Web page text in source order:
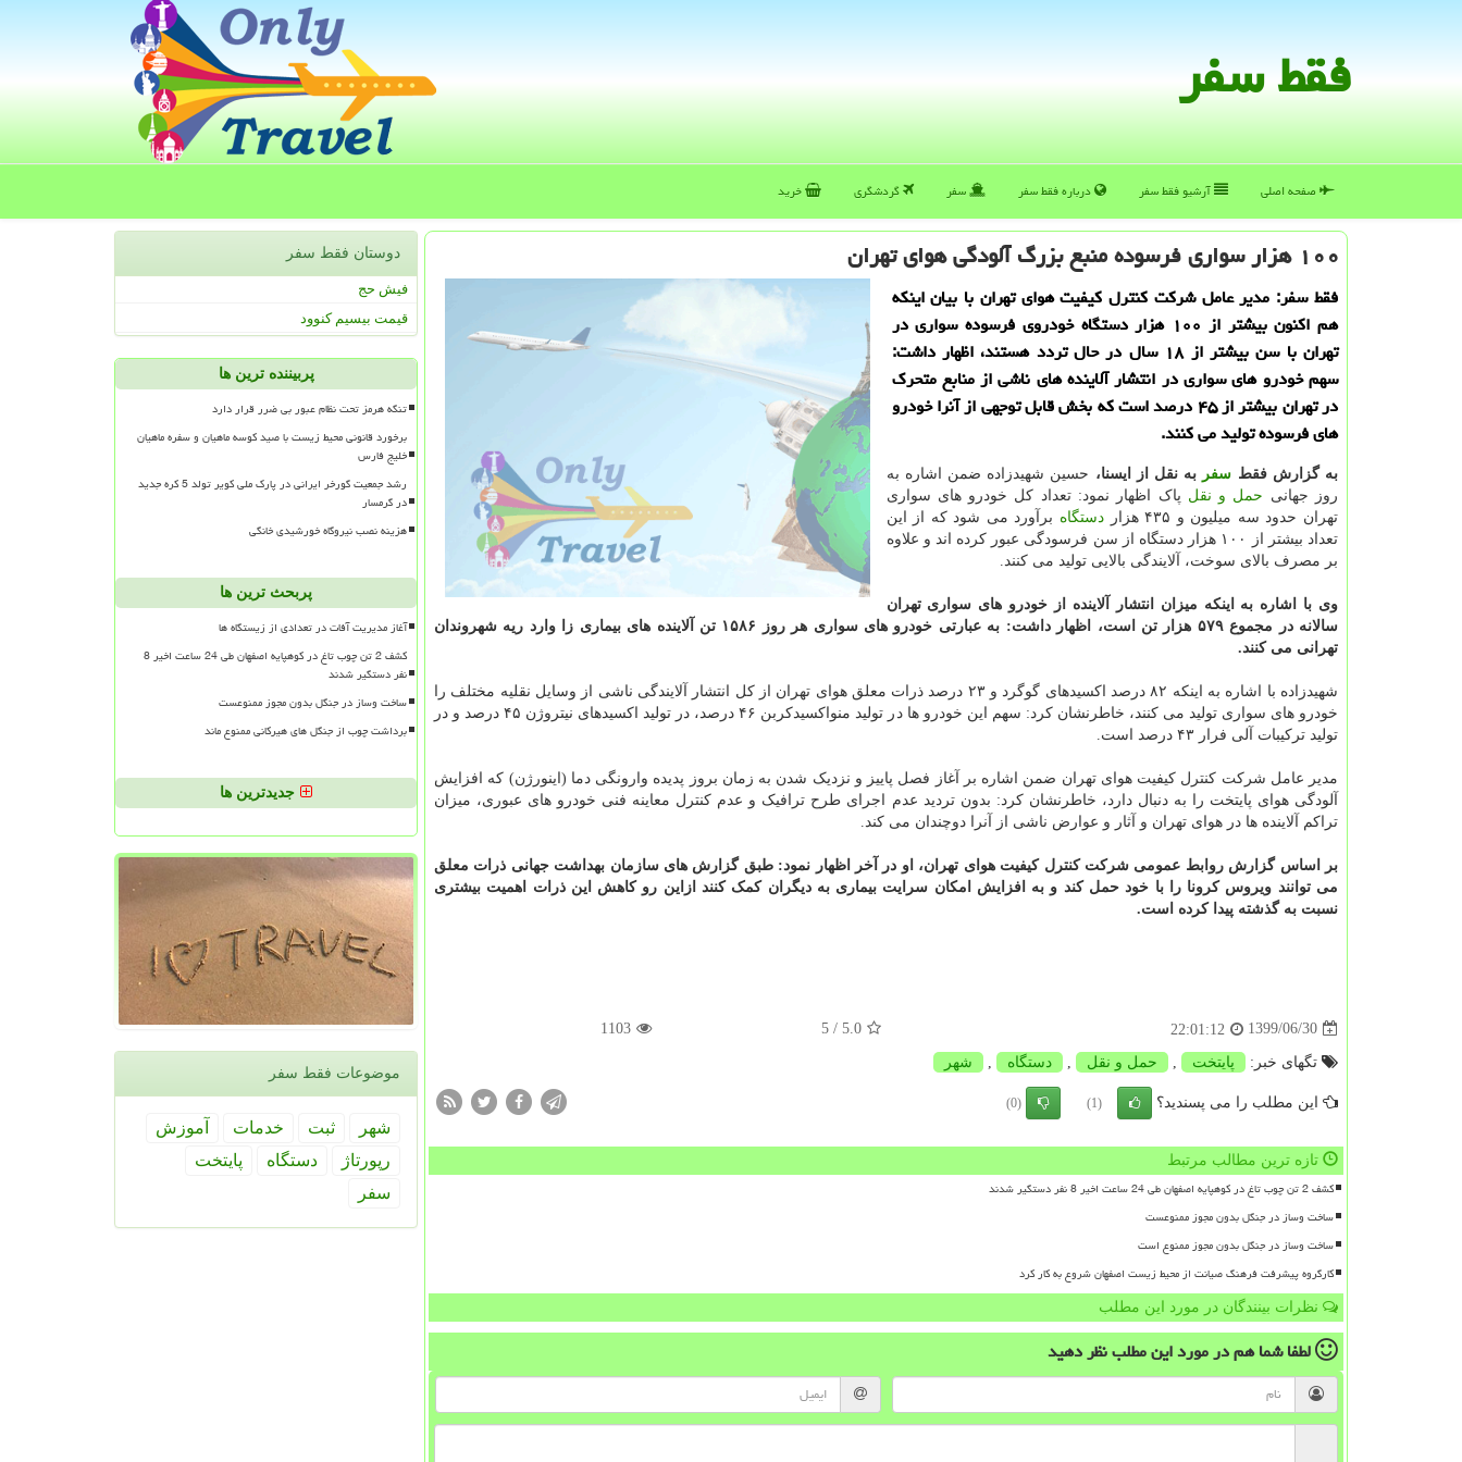
فقط سفر
صفحه اصلی آرشیو فقط سفر درباره فقط سفر سفر گردشگری خرید
۱۰۰ هزار سواری فرسوده منبع بزرگ آلودگی هوای تهران
فقط سفر: مدیر عامل شركت كنترل كیفیت هوای تهران با بیان اینكه
هم اكنون بیشتر از ۱۰۰ هزار دستگاه خودروی فرسوده سواری در
تهران با سن بیشتر از ۱۸ سال در حال تردد هستند، اظهار داشت:
سهم خودرو های سواری در انتشار آلاینده های ناشی از منابع متحرك
در تهران بیشتر از ۴۵ درصد است كه بخش قابل توجهی از آنرا خودرو
های فرسوده تولید می كنند.
به گزارش فقط سفر به نقل از ایسنا، حسین شهیدزاده ضمن اشاره به
روز جهانی حمل و نقل پاک اظهار نمود: تعداد کل خودرو های سواری
تهران حدود سه میلیون و ۴۳۵ هزار
دستگاه برآورد می شود که از این
تعداد بیشتر از ۱۰۰ هزار دستگاه از سن فرسودگی عبور کرده اند و علاوه
بر مصرف بالای سوخت، آلایندگی بالایی تولید می کنند.
وی با اشاره به اینکه میزان انتشار آلاینده از خودرو های سواری تهران
سالانه در مجموع ۵۷۹ هزار تن است، اظهار داشت: به عبارتی خودرو های سواری هر روز ۱۵۸۶ تن آلاینده های بیماری زا وارد ریه شهروندان
تهرانی می کنند.
شهیدزاده با اشاره به اینکه ۸۲ درصد اکسیدهای گوگرد و ۲۳ درصد ذرات معلق هوای تهران از کل انتشار آلایندگی ناشی از وسایل نقلیه مختلف را
خودرو های سواری تولید می کنند، خاطرنشان کرد: سهم این خودرو ها در تولید منواکسیدکربن ۴۶ درصد، در تولید اکسیدهای نیتروژن ۴۵ درصد و در
تولید ترکیبات آلی فرار ۴۳ درصد است.
مدیر عامل شرکت کنترل کیفیت هوای تهران ضمن اشاره بر آغاز فصل پاییز و نزدیک شدن به زمان بروز پدیده وارونگی دما (اینورژن) که افزایش
آلودگی هوای پایتخت را به دنبال دارد، خاطرنشان کرد: بدون تردید عدم اجرای طرح ترافیک و عدم کنترل معاینه فنی خودرو های عبوری، میزان
تراکم آلاینده ها در هوای تهران و آثار و عوارض ناشی از آنرا دوچندان می کند.
بر اساس گزارش روابط عمومی شرکت کنترل کیفیت هوای تهران، او در آخر اظهار نمود: طبق گزارش های سازمان بهداشت جهانی ذرات معلق
می توانند ویروس کرونا را با خود حمل کند و به افزایش امکان سرایت بیماری به دیگران کمک کنند ازاین رو کاهش این ذرات اهمیت بیشتری
نسبت به گذشته پیدا کرده است.
1399/06/30
22:01:12
5.0
/ 5
1103
تگهای خبر: پایتخت حمل و نقل دستگاه شهر
این مطلب را می پسندید؟ (1)
(0)
تازه ترین مطالب مرتبط
کشف 2 تن چوب تاغ در کوهپایه اصفهان طی 24 ساعت اخیر 8 نفر دستگیر شدند
ساخت وساز در جنگل بدون مجوز ممنوعست
ساخت وساز در جنگل بدون مجوز ممنوع است
کارگروه پیشرفت فرهنگ صیانت از محیط زیست اصفهان شروع به کار کرد
نظرات بینندگان در مورد این مطلب
لطفا شما همدر مورد این مطلبنظر دهید
دوستان فقط سفر
فیش حج
قیمت بیسیم کنوود
پربیننده ترین ها
تنگه هرمز تحت نظام عبور بی ضرر قرار دارد
برخورد قانونی محیط زیست با صید کوسه ماهیان و سفره ماهیان
خلیج فارس
رشد جمعیت گورخر ایرانی در پارک ملی کویر تولد 5 کره جدید
در گرمسار
هزینه نصب نیروگاه خورشیدی خانگی
پربحث ترین ها
آغاز مدیریت آفات در تعدادی از زیستگاه ها
کشف 2 تن چوب تاغ در کوهپایه اصفهان طی 24 ساعت اخیر 8
نفر دستگیر شدند
ساخت وساز در جنگل بدون مجوز ممنوعست
برداشت چوب از جنگل های هیرکانی ممنوع ماند
جدیدترین ها
موضوعات فقط سفر
شهر ثبت خدمات
آموزش
رپورتاژ
دستگاه
پایتخت
سفر